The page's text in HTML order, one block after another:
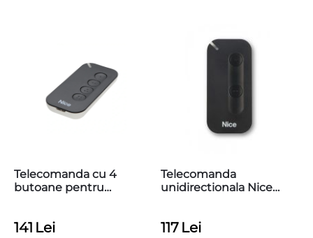
Telecomanda cu 4
butoane pentru
141 Lei
Telecomanda
unidirectionala Nice
117 Lei